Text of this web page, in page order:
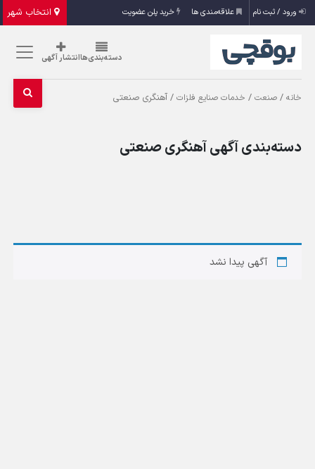
انتخاب شهر ورود / ثبت نام علاقه‌مندی ها خرید پلن عضویت
دسته‌بندی‌هاانتشار آگهی
خانه /صنعت / خدمات صنایع فلزات / آهنگری صنعتی
دسته‌بندی آگهی آهنگری صنعتی
آگهی پیدا نشد